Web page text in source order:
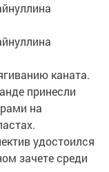
каната.
принесли
на
удостоился
зачете среди